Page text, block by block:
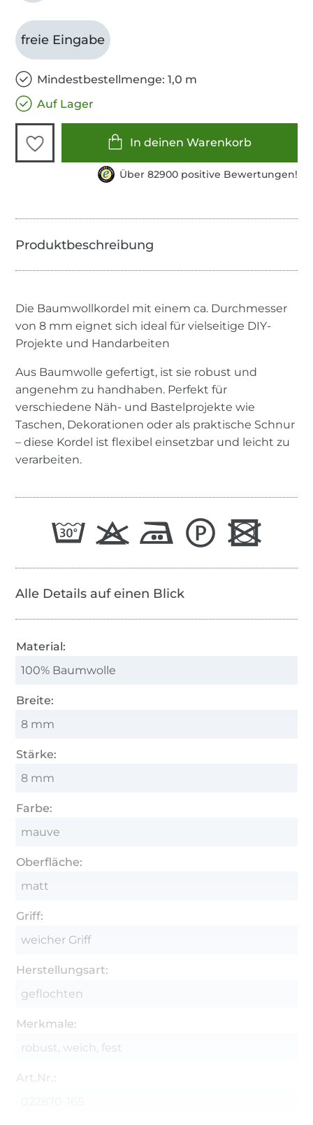
freie Eingabe
Mindestbestellmenge: 1,0 m
Auf Lager
In deinen Warenkorb
Über 82900 positive Bewertungen!
Die Baumwollkordel mit einem ca. Durchmesser
von 8 mm eignet sich ideal für vielseitige DIY-
Projekte und Handarbeiten
Aus Baumwolle gefertigt, ist sie robust und
angenehm zu handhaben. Perfekt für
verschiedene Näh- und Bastelprojekte wie
Taschen, Dekorationen oder als praktische Schnur
– diese Kordel ist flexibel einsetzbar und leicht zu
verarbeiten.
Alle Details auf einen Blick
Material:
100% Baumwolle
Breite:
8 mm
Stärke:
8 mm
Farbe:
mauve
Oberfläche:
matt
Griff:
weicher Griff
Herstellungsart:
geflochten
Merkmale:
robust, weich, fest
Art.Nr.: